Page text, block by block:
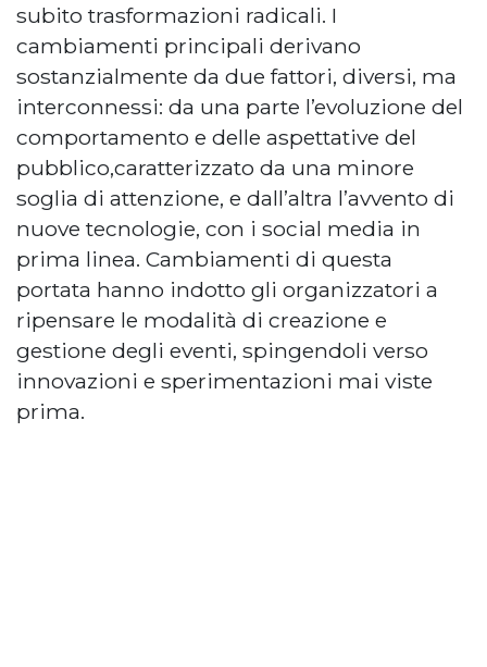
subito trasformazioni radicali. I
cambiamenti principali derivano
sostanzialmente da due fattori, diversi, ma
interconnessi: da una parte l’evoluzione del
comportamento e delle aspettative del
pubblico,caratterizzato da una minore
soglia di attenzione, e dall’altra l’avvento di
nuove tecnologie, con i social media in
prima linea. Cambiamenti di questa
portata hanno indotto gli organizzatori a
ripensare le modalità di creazione e
gestione degli eventi, spingendoli verso
innovazioni e sperimentazioni mai viste
prima.